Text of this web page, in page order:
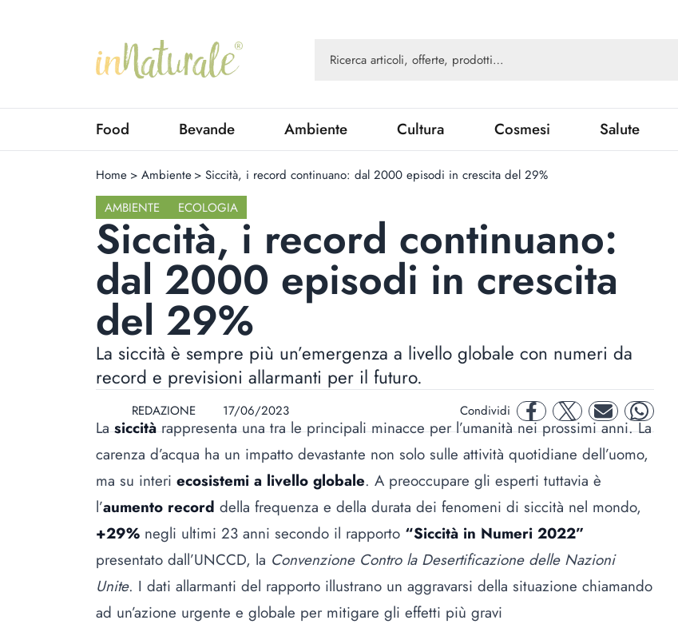
Food Bevande Ambiente Cultura Cosmesi Salute
Home > Ambiente > Siccità, i record continuano: dal 2000 episodi in crescita del 29%
AMBIENTE
ECOLOGIA
Siccità, i record continuano:
dal 2000 episodi in crescita
del 29%
La siccità è sempre più un’emergenza a livello globale con numeri da
record e previsioni allarmanti per il futuro.
REDAZIONE 17/06/2023 Condividi facebooktwitter mail whatsapp
Lasiccitàrappresenta una tra le principali minacce per l’umanità nei prossimi anni. La
carenza d’acqua ha un impatto devastante non solo sulle attività quotidiane dell’uomo,
ma su interi ecosistemi a livello globale. A preoccupare gli esperti tuttavia è
l’aumento record della frequenza e della durata dei fenomeni di siccità nel mondo,
+29% negli ultimi 23 anni secondo il rapporto “Siccità in Numeri 2022”
presentato dall’UNCCD, la Convenzione Contro la Desertificazione delle Nazioni
Unite. I dati allarmanti del rapporto illustrano un aggravarsi della situazione chiamando
ad un’azione urgente e globale per mitigare gli effetti più gravi